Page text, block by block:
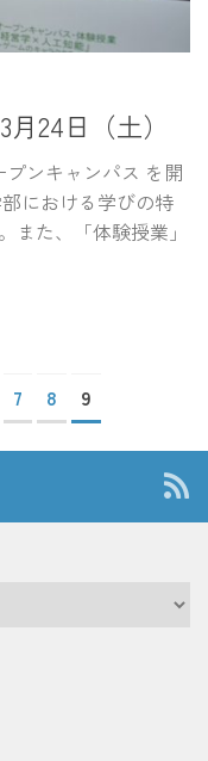
24日（土）
ンキャンパス を開
における学びの特
また、「体験授業」
7 8 9